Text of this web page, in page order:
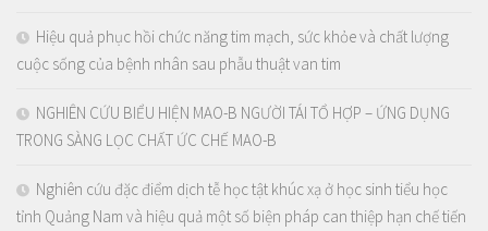
Hiệu quả phục hồi chức năng tim mạch, sức khỏe và chất lượng
cuộc sống của bệnh nhân sau phẫu thuật van tim
NGHIÊN CỨU BIỂU HIỆN MAO-B NGƯỜI TÁI TỔ HỢP – ỨNG DỤNG
TRONG SÀNG LỌC CHẤT ỨC CHẾ MAO-B
Nghiên cứu đặc điểm dịch tễ học tật khúc xạ ở học sinh tiểu học
tỉnh Quảng Nam và hiệu quả một số biện pháp can thiệp hạn chế tiến